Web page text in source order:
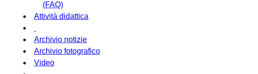
(FAQ)
Attività didattica
Archivio notizie
Archivio fotografico
Video